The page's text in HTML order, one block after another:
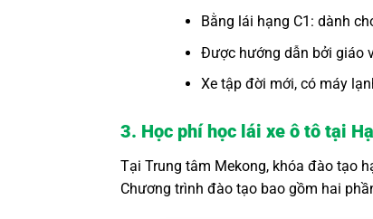
Bằng lái hạng C1: dành
Được hướng dẫn bởi giáo
Xe tập đời mới, có máy
3. Học phí học lái xe ô tô tại
Tại Trung tâm Mekong, khóa đào tạo
Chương trình đào tạo bao gồm hai